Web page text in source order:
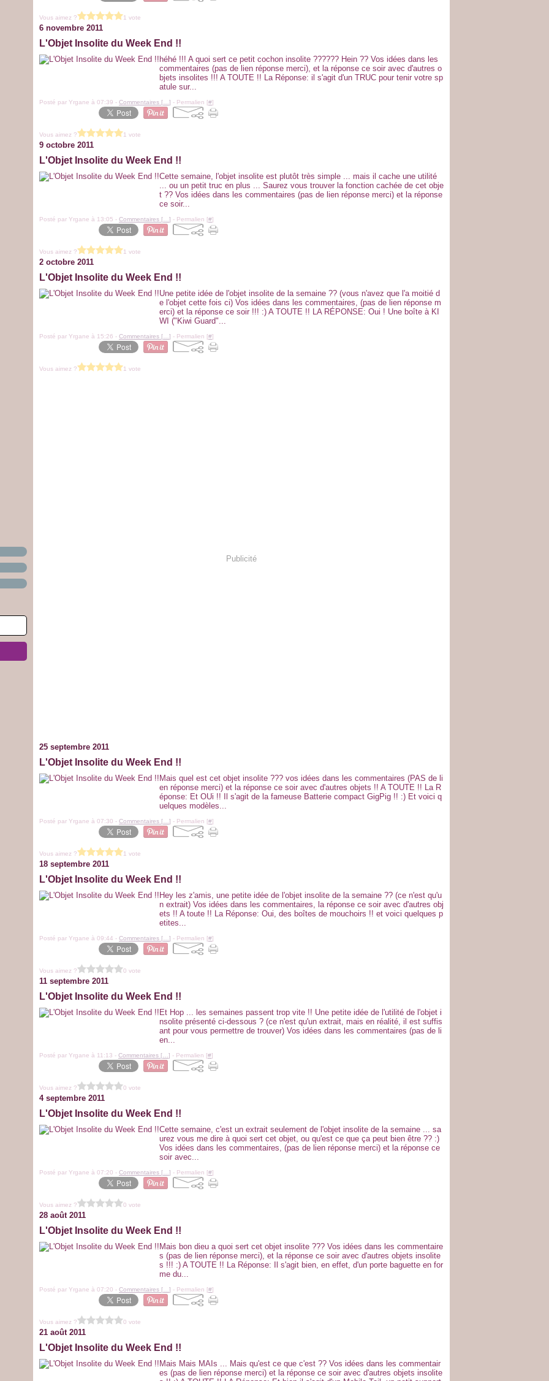
Vous aimez ? 1 vote
6 novembre 2011
L'Objet Insolite du Week End !!
héhé !!! A quoi sert ce petit cochon insolite ?????? Hein ?? Vos idées dans les
commentaires (pas de lien réponse merci), et la réponse ce soir avec d'autres o
bjets insolites !!! A TOUTE !! La Réponse: il s'agit d'un TRUC pour tenir votre sp
atule sur...
Posté par Yrgane à 07:39 - Commentaires [ ] - Permalien [#]
Vous aimez ? 1 vote
9 octobre 2011
L'Objet Insolite du Week End !!
Cette semaine, l'objet insolite est plutôt très simple ... mais il cache une utilité
... ou un petit truc en plus ... Saurez vous trouver la fonction cachée de cet obje
t ?? Vos idées dans les commentaires (pas de lien réponse merci) et la réponse
ce soir...
Posté par Yrgane à 13:05 - Commentaires [ ] - Permalien [#]
Vous aimez ? 1 vote
2 octobre 2011
L'Objet Insolite du Week End !!
Une petite idée de l'objet insolite de la semaine ?? (vous n'avez que l'a moitié d
e l'objet cette fois ci) Vos idées dans les commentaires, (pas de lien réponse m
erci) et la réponse ce soir !!! :) A TOUTE !! LA RÉPONSE: Oui ! Une boîte à KI
WI ("Kiwi Guard"...
Posté par Yrgane à 15:26 - Commentaires [ ] - Permalien [#]
Vous aimez ? 1 vote
Publicité
25 septembre 2011
L'Objet Insolite du Week End !!
Mais quel est cet objet insolite ??? vos idées dans les commentaires (PAS de li
en réponse merci) et la réponse ce soir avec d'autres objets !! A TOUTE !! La R
éponse: Et OUi !! Il s'agit de la fameuse Batterie compact GigPig !! :) Et voici q
uelques modèles...
Posté par Yrgane à 07:30 - Commentaires [ ] - Permalien [#]
Vous aimez ? 1 vote
18 septembre 2011
L'Objet Insolite du Week End !!
Hey les z'amis, une petite idée de l'objet insolite de la semaine ?? (ce n'est qu'u
n extrait) Vos idées dans les commentaires, la réponse ce soir avec d'autres obj
ets !! A toute !! La Réponse: Oui, des boîtes de mouchoirs !! et voici quelques p
etites...
Posté par Yrgane à 09:44 - Commentaires [ ] - Permalien [#]
Vous aimez ? 0 vote
11 septembre 2011
L'Objet Insolite du Week End !!
Et Hop ... les semaines passent trop vite !! Une petite idée de l'utilité de l'objet i
nsolite présenté ci-dessous ? (ce n'est qu'un extrait, mais en réalité, il est suffis
ant pour vous permettre de trouver) Vos idées dans les commentaires (pas de li
en...
Posté par Yrgane à 11:13 - Commentaires [ ] - Permalien [#]
Vous aimez ? 0 vote
4 septembre 2011
L'Objet Insolite du Week End !!
Cette semaine, c'est un extrait seulement de l'objet insolite de la semaine ... sa
urez vous me dire à quoi sert cet objet, ou qu'est ce que ça peut bien être ?? :)
Vos idées dans les commentaires, (pas de lien réponse merci) et la réponse ce
soir avec...
Posté par Yrgane à 07:20 - Commentaires [ ] - Permalien [#]
Vous aimez ? 0 vote
28 août 2011
L'Objet Insolite du Week End !!
Mais bon dieu a quoi sert cet objet insolite ??? Vos idées dans les commentaire
s (pas de lien réponse merci), et la réponse ce soir avec d'autres objets insolite
s !!! :) A TOUTE !! La Réponse: Il s'agit bien, en effet, d'un porte baguette en for
me du...
Posté par Yrgane à 07:20 - Commentaires [ ] - Permalien [#]
Vous aimez ? 0 vote
21 août 2011
L'Objet Insolite du Week End !!
Mais Mais MAIs ... Mais qu'est ce que c'est ?? Vos idées dans les commentair
es (pas de lien réponse merci) et la réponse ce soir avec d'autres objets insolite